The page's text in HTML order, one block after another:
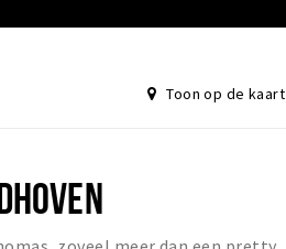
Toon op de kaart